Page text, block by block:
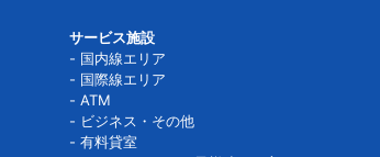
サービス施設
国内線エリア
国際線エリア
ATM
ビジネス・その他
有料貸室